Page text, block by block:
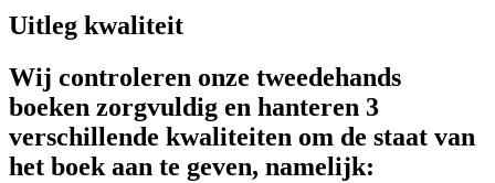
Uitleg kwaliteit
Wij controleren onze tweedehands
boeken zorgvuldig en hanteren 3
verschillende kwaliteiten om de staat van
het boek aan te geven, namelijk: